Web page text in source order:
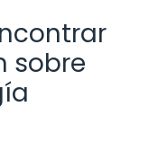
sobre